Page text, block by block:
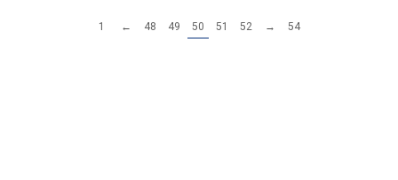
1 ← 48 49 50 51 52 → 54